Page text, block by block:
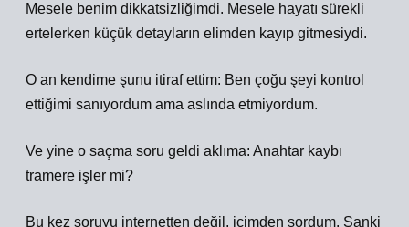
Mesele benim dikkatsizliğimdi. Mesele hayatı sürekli
ertelerken küçük detayların elimden kayıp gitmesiydi.
O an kendime şunu itiraf ettim: Ben çoğu şeyi kontrol
ettiğimi sanıyordum ama aslında etmiyordum.
Ve yine o saçma soru geldi aklıma: Anahtar kaybı
tramere işler mi?
Bu kez soruyu internetten değil, içimden sordum. Sanki